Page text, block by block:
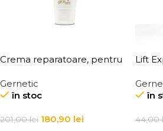
Crema reparatoare, pentru
imperfectiuni, Peaux Jeunes
Skin Imperfections Cream
Gernetic
în stoc
201,00lei 180,90 lei
Lift
în
44,00